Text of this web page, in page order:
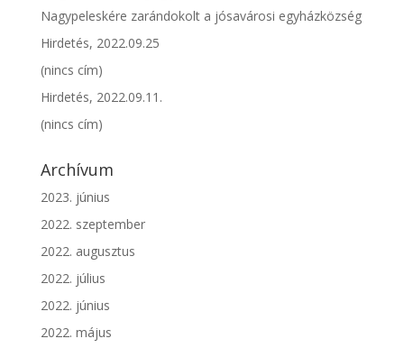
Nagypeleskére zarándokolt a jósavárosi egyházközség
Hirdetés, 2022.09.25
(nincs cím)
Hirdetés, 2022.09.11.
(nincs cím)
Archívum
2023. június
2022. szeptember
2022. augusztus
2022. július
2022. június
2022. május